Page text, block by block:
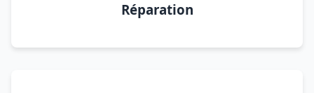
Réparation